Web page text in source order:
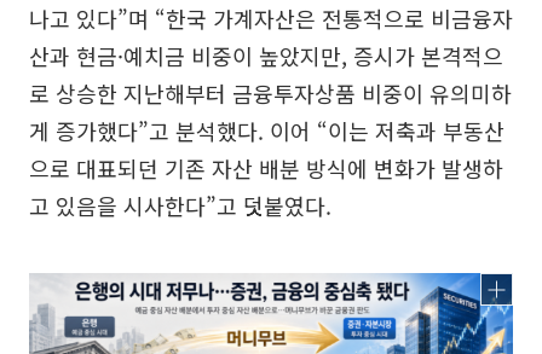
나고 있다”며 “한국 가계자산은 전통적으로 비금융자
산과 현금·예치금 비중이 높았지만, 증시가 본격적으
로 상승한 지난해부터 금융투자상품 비중이 유의미하
게 증가했다”고 분석했다. 이어 “이는 저축과 부동산
으로 대표되던 기존 자산 배분 방식에 변화가 발생하
고 있음을 시사한다”고 덧붙였다.